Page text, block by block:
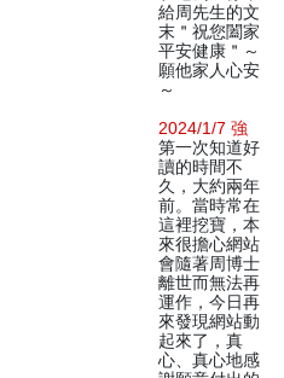
給周先生的文
末＂祝您闔家
平安健康＂～
願他家人心安
～
2024/1/7 強
第一次知道好
讀的時間不
久，大約兩年
前。當時常在
這裡挖寶，本
來很擔心網站
會隨著周博士
離世而無法再
運作，今日再
來發現網站動
起來了，真
心、真心地感